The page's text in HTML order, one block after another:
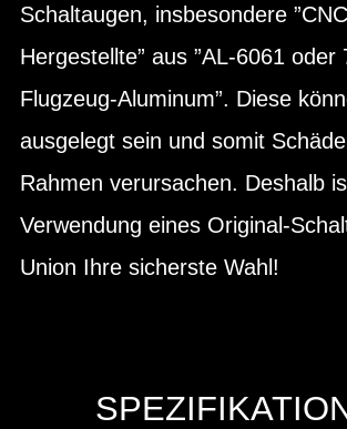
Schaltaugen, insbesondere
Hergestellte” aus ”AL-6061 oder
Flugzeug-Aluminum”. Diese
ausgelegt sein und somit
Rahmen verursachen. Deshalb
Verwendung eines Original-
Union Ihre sicherste Wahl!